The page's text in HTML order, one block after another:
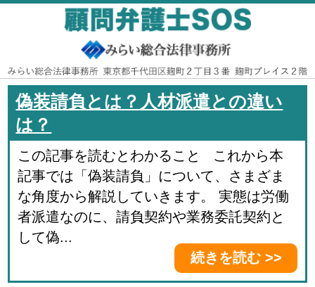
偽装請負とは？人材派遣との違い
は？
この記事を読むとわかること これから本
記事では「偽装請負」について、さまざま
な角度から解説していきます。 実態は労働
者派遣なのに、請負契約や業務委託契約と
して偽...
続きを読む >>